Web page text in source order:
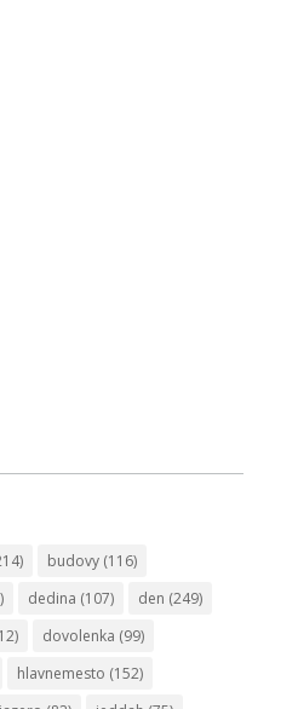
budovy(116)
dedina (107) den (249)
dovolenka (99)
hlavnemesto (152)